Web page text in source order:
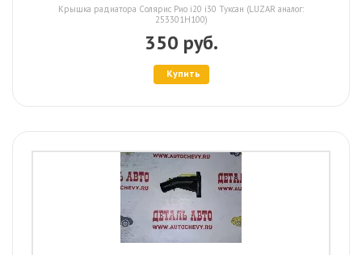
Крышка радиатора Солярис Рио i20 i30 Туксан (LUZAR аналог:
253301H100)
350 руб.
Купить